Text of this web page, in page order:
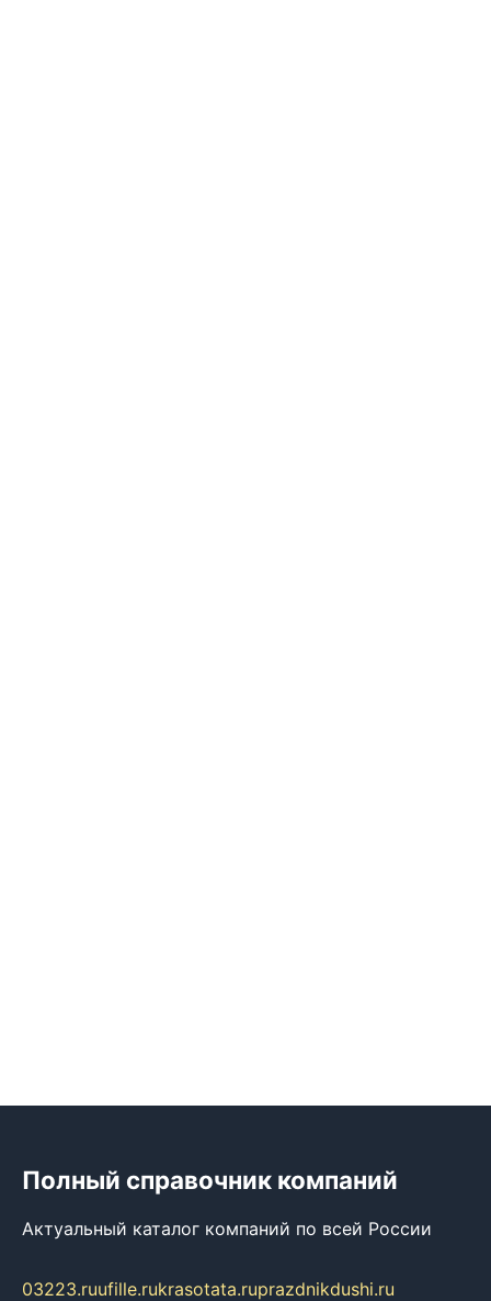
Полный справочник компаний
Актуальный каталог компаний по всей России
03223.ruufille.rukrasotata.ruprazdnikdushi.ru